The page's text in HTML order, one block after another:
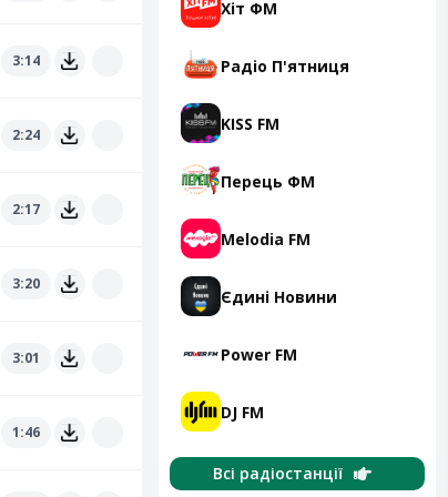
3:14
2:24
2:17
3:20
3:01
1:46
Хіт ФМ
Радіо П'ятниця
KISS FM
Перець ФМ
Melodia FM
Єдині Новини
Power FM
DJ FM
Всі радіостанції